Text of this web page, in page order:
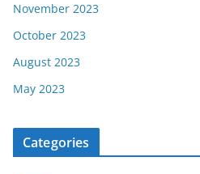
November 2023
October 2023
August 2023
May 2023
Categories